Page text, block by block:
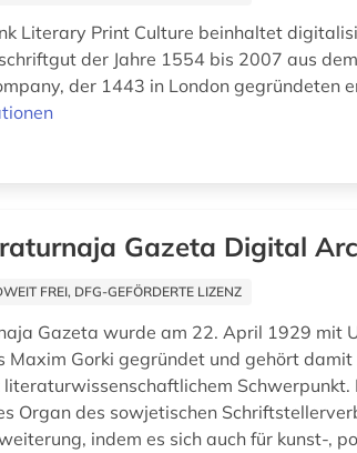
Literary Print Culture beinhaltet
der Jahre 1554 bis 2007 aus
der 1443 in London gegründeten
Gazeta Digital
FREI, DFG-GEFÖRDERTE LIZENZ
Gazeta wurde am 22. April 1929 mit
Maxim Gorki gegründet und gehört
literaturwissenschaftlichem
Organ des sowjetischen
indem es sich auch für kunst-,